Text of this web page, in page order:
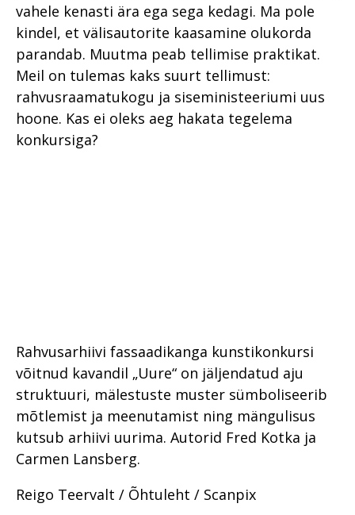
vahele kenasti ära ega sega kedagi. Ma pole
kindel, et välisautorite kaasamine olukorda
parandab. Muutma peab tellimise praktikat.
Meil on tulemas kaks suurt tellimust:
rahvusraamatukogu ja siseministeeriumi uus
hoone. Kas ei oleks aeg hakata tegelema
konkursiga?
Rahvusarhiivi fassaadikanga kunstikonkursi
võitnud kavandil „Uure“ on jäljendatud aju
struktuuri, mälestuste muster sümboliseerib
mõtlemist ja meenutamist ning mängulisus
kutsub arhiivi uurima. Autorid Fred Kotka ja
Carmen Lansberg.
Reigo Teervalt / Õhtuleht / Scanpix